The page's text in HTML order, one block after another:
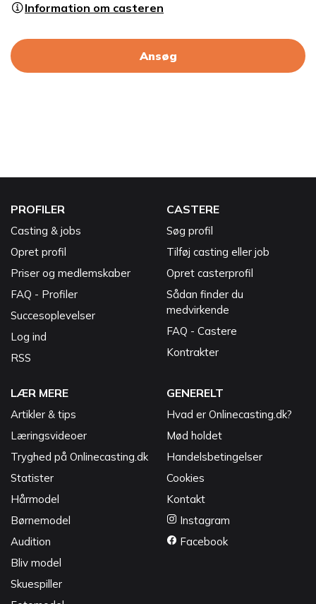
Information om casteren
Ansøg
PROFILER
Casting & jobs
Opret profil
Priser og medlemskaber
FAQ - Profiler
Succesoplevelser
Log ind
RSS
CASTERE
Søg profil
Tilføj casting eller job
Opret casterprofil
Sådan finder du
medvirkende
FAQ - Castere
Kontrakter
LÆR MERE
Artikler & tips
Læringsvideoer
Tryghed på Onlinecasting.dk
Statister
Hårmodel
Børnemodel
Audition
Bliv model
Skuespiller
GENERELT
Hvad er Onlinecasting.dk?
Mød holdet
Handelsbetingelser
Cookies
Kontakt
Instagram
Facebook